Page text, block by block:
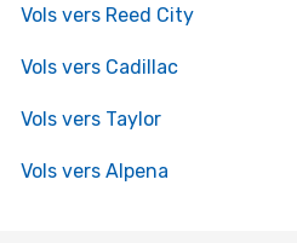
Vols vers Reed City
Vols vers Cadillac
Vols vers Taylor
Vols vers Alpena